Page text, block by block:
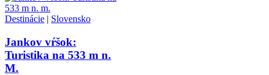
Destinácie | Slovensko
Jankov vŕšok:
Turistika na 533 m n.
M.